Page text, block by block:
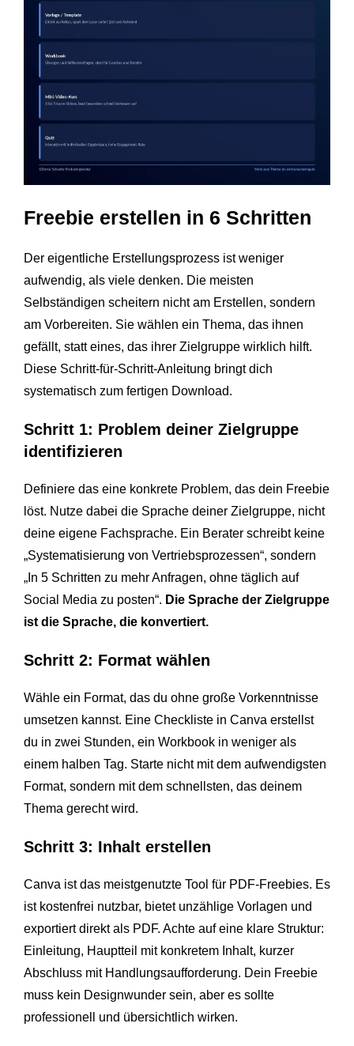
Freebie erstellen in 6 Schritten
Der eigentliche Erstellungsprozess ist weniger
aufwendig, als viele denken. Die meisten
Selbständigen scheitern nicht am Erstellen, sondern
am Vorbereiten. Sie wählen ein Thema, das ihnen
gefällt, statt eines, das ihrer Zielgruppe wirklich hilft.
Diese Schritt-für-Schritt-Anleitung bringt dich
systematisch zum fertigen Download.
Schritt 1: Problem deiner Zielgruppe
identifizieren
Definiere das eine konkrete Problem, das dein Freebie
löst. Nutze dabei die Sprache deiner Zielgruppe, nicht
deine eigene Fachsprache. Ein Berater schreibt keine
„Systematisierung von Vertriebsprozessen“, sondern
„In 5 Schritten zu mehr Anfragen, ohne täglich auf
Social Media zu posten“. Die Sprache der Zielgruppe
ist die Sprache, die konvertiert.
Schritt 2: Format wählen
Wähle ein Format, das du ohne große Vorkenntnisse
umsetzen kannst. Eine Checkliste in Canva erstellst
du in zwei Stunden, ein Workbook in weniger als
einem halben Tag. Starte nicht mit dem aufwendigsten
Format, sondern mit dem schnellsten, das deinem
Thema gerecht wird.
Schritt 3: Inhalt erstellen
Canva ist das meistgenutzte Tool für PDF-Freebies. Es
ist kostenfrei nutzbar, bietet unzählige Vorlagen und
exportiert direkt als PDF. Achte auf eine klare Struktur:
Einleitung, Hauptteil mit konkretem Inhalt, kurzer
Abschluss mit Handlungsaufforderung. Dein Freebie
muss kein Designwunder sein, aber es sollte
professionell und übersichtlich wirken.